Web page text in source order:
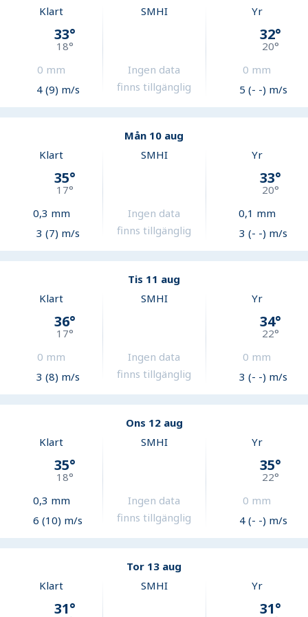
Klart
33°
18°
0 mm
4 (9) m/s
SMHI
Ingen data
finns tillgänglig
Yr
32°
20°
0 mm
5 (- -) m/s
Mån 10 aug
Klart
35°
17°
0,3 mm
3 (7) m/s
SMHI
Ingen data
finns tillgänglig
Yr
33°
20°
0,1 mm
3 (- -) m/s
Tis 11 aug
Klart
36°
17°
0 mm
3 (8) m/s
SMHI
Ingen data
finns tillgänglig
Yr
34°
22°
0 mm
3 (- -) m/s
Ons 12 aug
Klart
35°
18°
0,3 mm
6 (10) m/s
SMHI
Ingen data
finns tillgänglig
Yr
35°
22°
0 mm
4 (- -) m/s
Tor 13 aug
Klart
31°
SMHI Yr
31°